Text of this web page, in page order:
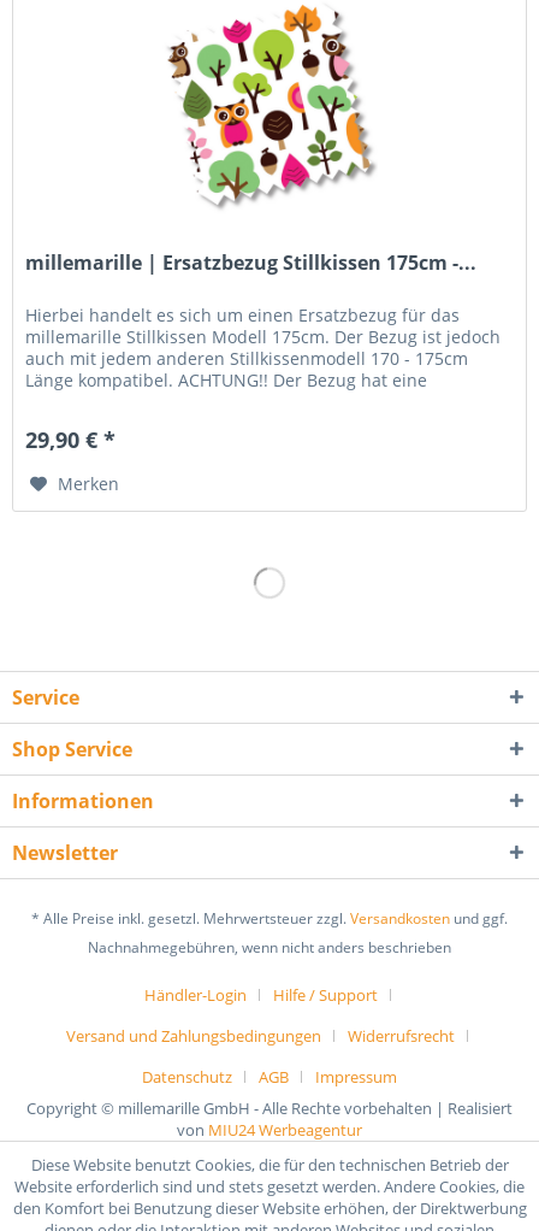
millemarille | Ersatzbezug Stillkissen 175cm -...
Hierbei handelt es sich um einen Ersatzbezug für das
millemarille Stillkissen Modell 175cm. Der Bezug ist jedoch
auch mit jedem anderen Stillkissenmodell 170 - 175cm
Länge kompatibel. ACHTUNG!! Der Bezug hat eine
29,90 € *
Merken
Service
Shop Service
Informationen
Newsletter
* Alle Preise inkl. gesetzl. Mehrwertsteuer zzgl.Versandkosten und ggf.
Nachnahmegebühren, wenn nicht anders beschrieben
Händler-Login
Hilfe / Support
Versand und Zahlungsbedingungen
Widerrufsrecht
Datenschutz
AGB
Impressum
Copyright © millemarille GmbH - Alle Rechte vorbehalten | Realisiert
von MIU24 Werbeagentur
Diese Website benutzt Cookies, die für den technischen Betrieb der
Website erforderlich sind und stets gesetzt werden. Andere Cookies, die
den Komfort bei Benutzung dieser Website erhöhen, der Direktwerbung